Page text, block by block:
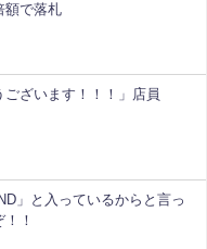
額で落札
ざいます！！！」店員
」と入っているからと言っ
！